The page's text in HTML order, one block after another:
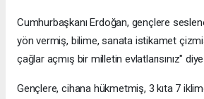
Cumhurbaşkanı Erdoğan, gençlere
yön vermiş, bilime, sanata istikamet
çağlar açmış bir milletin evlatlarısınız"
Gençlere, cihana hükmetmiş, 3 kıta 7